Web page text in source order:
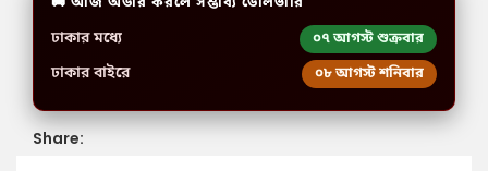
ঢাকার মধ্যে ০৭ আগস্ট শুক্রবার
ঢাকার বাইরে ০৮ আগস্ট শনিবার
Share: